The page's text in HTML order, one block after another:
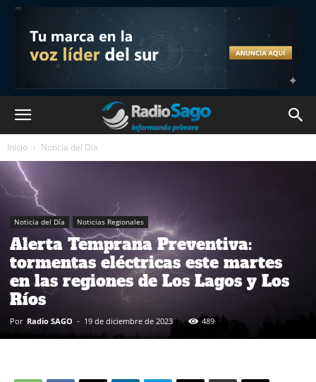
Inicio Noticia del Día
Noticia del Día Noticias Regionales
Alerta Temprana Preventiva:
tormentas eléctricas este martes
en las regiones de Los Lagos y Los
Ríos
Por Radio SAGO - 19 de diciembre de 2023 489